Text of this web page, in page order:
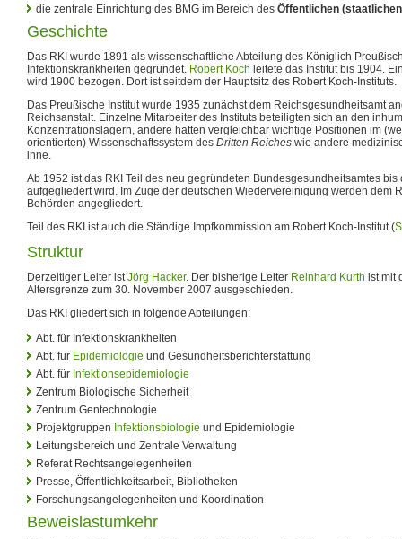
die zentrale Einrichtung des BMG im Bereich des Öffentlichen
Geschichte
Das RKI wurde 1891 als wissenschaftliche Abteilung des Königlich
Infektionskrankheiten gegründet. Robert Koch leitete das Institut bis 1904.
wird 1900 bezogen. Dort ist seitdem der Hauptsitz des Robert Koch-Instituts.
Das Preußische Institut wurde 1935 zunächst dem Reichsgesundheitsamt
Reichsanstalt. Einzelne Mitarbeiter des Instituts beteiligten sich an den
Konzentrationslagern, andere hatten vergleichbar wichtige Positionen im
orientierten) Wissenschaftssystem des Dritten Reiches wie andere
inne.
Ab 1952 ist das RKI Teil des neu gegründeten Bundesgesundheitsamtes
aufgegliedert wird. Im Zuge der deutschen Wiedervereinigung werden dem
Behörden angegliedert.
Teil des RKI ist auch die Ständige Impfkommission am Robert Koch-Institut (
Struktur
Derzeitiger Leiter istJörg Hacker. Der bisherige Leiter Reinhard Kurth ist mit
Altersgrenze zum 30. November 2007 ausgeschieden.
Das RKI gliedert sich in folgende Abteilungen:
Abt. für Infektionskrankheiten
Abt. für Epidemiologie und Gesundheitsberichterstattung
Abt. für Infektionsepidemiologie
Zentrum Biologische Sicherheit
Zentrum Gentechnologie
Projektgruppen Infektionsbiologie und Epidemiologie
Leitungsbereich und Zentrale Verwaltung
Referat Rechtsangelegenheiten
Presse, Öffentlichkeitsarbeit, Bibliotheken
Forschungsangelegenheiten und Koordination
Beweislastumkehr